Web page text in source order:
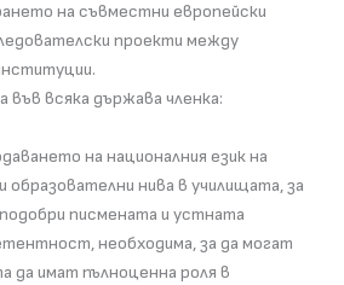
на съвместни европейски
проекти между
във всяка държава членка:
на националния език на
образователни нива в училищата, за
писмената и устната
необходима, за да могат
да имат пълноценна роля в